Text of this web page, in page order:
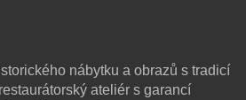
nábytku a obrazů s tradicí
ateliér s garancí